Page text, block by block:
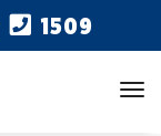
1509